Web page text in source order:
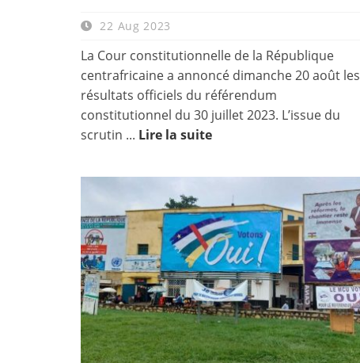
22 Aug 2023
La Cour constitutionnelle de la République
centrafricaine a annoncé dimanche 20 août les
résultats officiels du référendum
constitutionnel du 30 juillet 2023. L’issue du
scrutin ... Lire la suite